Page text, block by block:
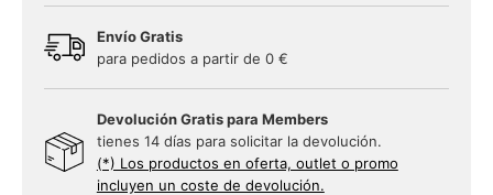
Envío Gratis
para pedidos a partir de 0 €
Devolución Gratis para Members
tienes 14 días para solicitar la devolución.
(*) Los productos en oferta, outlet o promo
incluyen un coste de devolución.